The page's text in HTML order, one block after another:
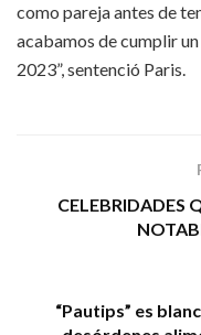
como pareja antes de
acabamos de cumplir
2023”, sentenció Paris.
CELEBRIDADES
“Pautips” es